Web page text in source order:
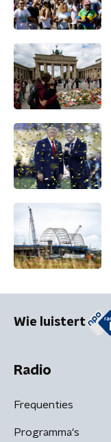
Wie luistert
Radio
Frequenties
Programma's